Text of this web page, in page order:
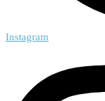
Instagram